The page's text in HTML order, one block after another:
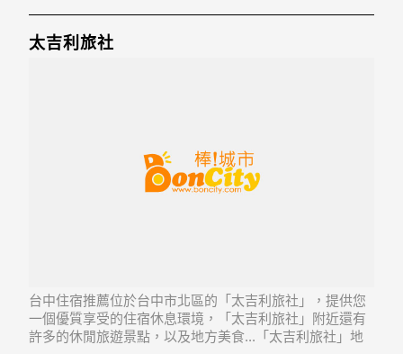
太吉利旅社
台中住宿推薦位於台中市北區的「太吉利旅社」，提供您
一個優質享受的住宿休息環境，「太吉利旅社」附近還有
許多的休閒旅遊景點，以及地方美食...「太吉利旅社」地